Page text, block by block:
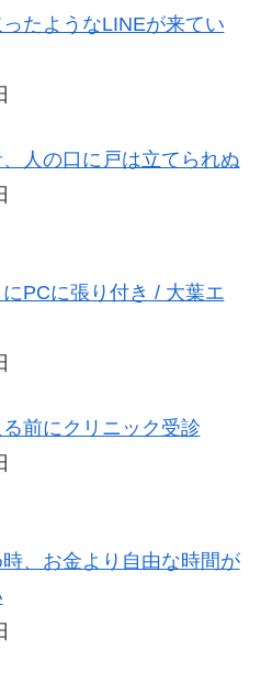
たようなLINEが来てい
人の口に戸は立てられぬ
PCに張り付き / 大葉エ
前にクリニック受診
、お金より自由な時間が